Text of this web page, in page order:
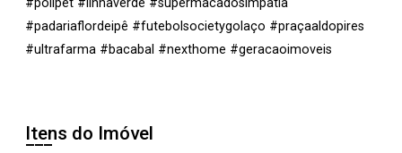
#polipet #linhaverde #supermacadosimpatia
#padariaflordeipê #futebolsocietygolaço #praçaaldopires
#ultrafarma #bacabal #nexthome #geracaoimoveis
Itens do Imóvel